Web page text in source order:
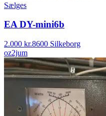
Sælges
EA DY-mini6b
2.000 kr.8600 Silkeborg
oz2jum